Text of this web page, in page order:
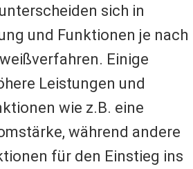
sich in
und Funktionen je nach
Einige
Leistungen und
wie z.B. eine
während andere
für den Einstieg ins